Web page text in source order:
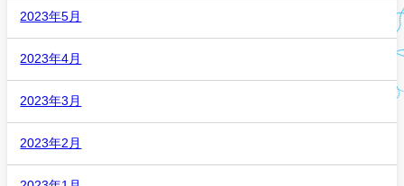
2023年5月
2023年4月
2023年3月
2023年2月